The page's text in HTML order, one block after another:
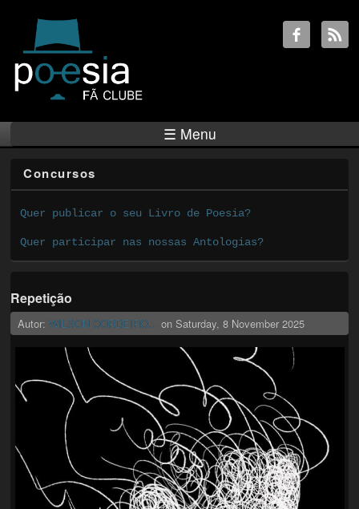
☰ Menu
Concursos
Quer publicar o seu Livro de Poesia?
Quer participar nas nossas Antologias?
Repetição
Autor:WILSON CORDEIRO... on Saturday, 8 November 2025